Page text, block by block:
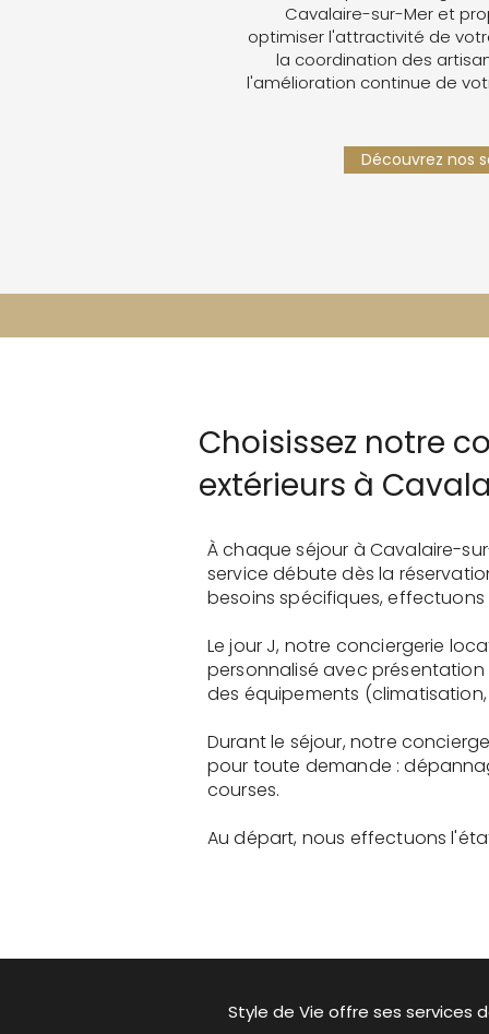
Cavalaire-sur-Mer et
optimiser l'attractivité de
la coordination des
l'amélioration continue de
Découvrez nos
Choisissez notre
extérieurs à
À chaque séjour à Cavalaire-
service débute dès la
besoins spécifiques,
Le jour J, notre conciergerie
personnalisé avec
des équipements (climatisation,
Durant le séjour, notre
pour toute demande :
courses.
Au départ, nous effectuons
Style de Vie offre ses services